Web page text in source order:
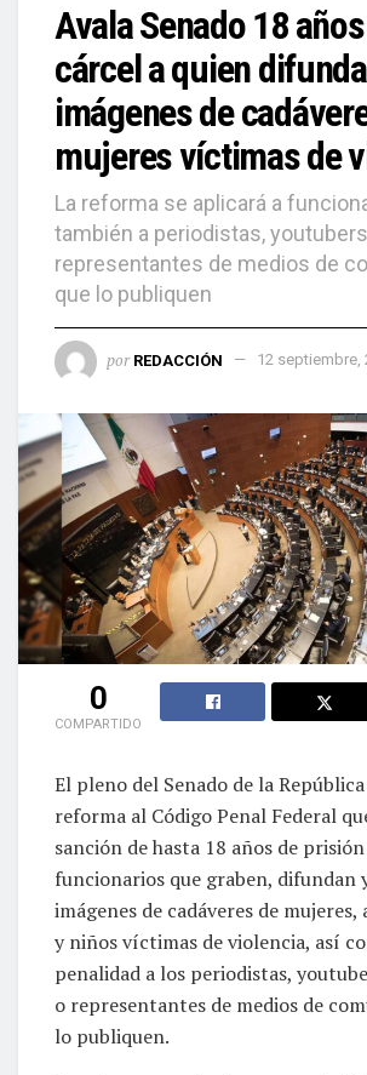
Avala Senado 18
cárcel a quien difunda
imágenes de
mujeres víctimas de
La reforma se aplicará a
también a periodistas,
representantes de medios de
que lo publiquen
por REDACCIÓN 12 septiembre,
0
COMPARTIDO
El pleno del Senado de la
reforma al Código Penal Federal
sanción de hasta 18 años de
funcionarios que graben, difundan
imágenes de cadáveres de mujeres,
y niños víctimas de violencia, así
penalidad a los periodistas,
o representantes de medios de
lo publiquen.